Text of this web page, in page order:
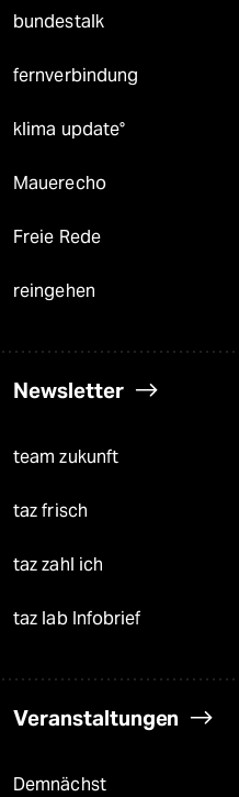
bundestalk
fernverbindung
klima update°
Mauerecho
Freie Rede
reingehen
Newsletter
team zukunft
taz frisch
taz zahl ich
taz lab Infobrief
Veranstaltungen
Demnächst